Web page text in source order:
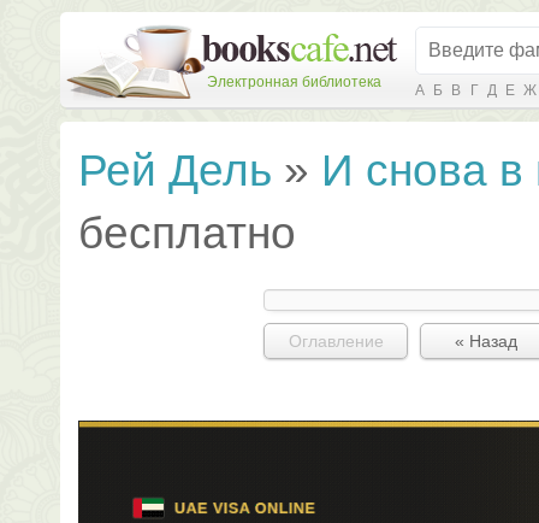
Электронная библиотека А Б В Г Д Е Ж
Рей Дель » И снова в
бесплатно
Оглавление « Назад